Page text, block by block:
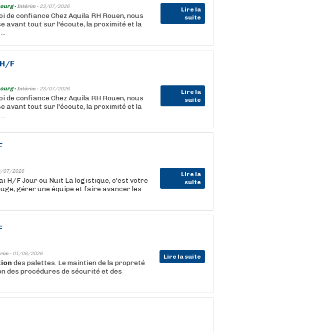
-Intérim - 23/07/2026
Lire la
suite
confiance Chez Aquila RH Rouen, nous
avant tout sur l'écoute, la proximité et la
F
-Intérim - 23/07/2026
Lire la
suite
confiance Chez Aquila RH Rouen, nous
avant tout sur l'écoute, la proximité et la
07/2026
Lire la
suite
H/F Jour ou Nuit La logistique, c'est votre
gérer une équipe et faire avancer les
- 01/08/2026 Lire la suite
des palettes. Le maintien de la propreté
des procédures de sécurité et des